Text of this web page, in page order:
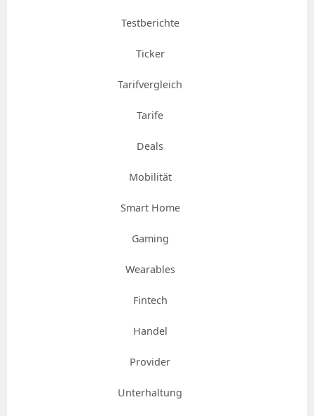
Testberichte
Ticker
Tarifvergleich
Tarife
Deals
Mobilität
Smart Home
Gaming
Wearables
Fintech
Handel
Provider
Unterhaltung